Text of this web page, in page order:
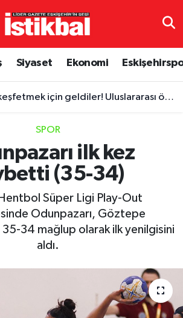
Siyaset Ekonomi
için geldiler! Uluslararası öğrencilerin rotası dikkat çekti
SPOR
ilk kez
(35-34)
Hentbol Süper Ligi Play-Out
Odunpazarı, Göztepe
35-34 mağlup olarak ilk yenilgisini
aldı.
Eczaneler
Puan Durumu ve Fikstür
Haberleri